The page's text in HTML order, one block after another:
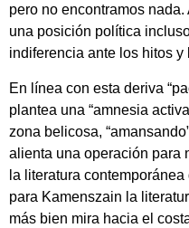
pero no encontramos
una posición política
indiferencia ante los hitos
En línea con esta deriva
plantea una “amnesia
zona belicosa,
alienta una operación para
la literatura contemporánea
para Kamenszain la
más bien mira hacia el